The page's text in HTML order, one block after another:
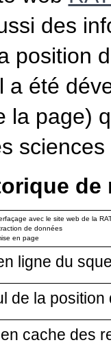
des
position
a été
la page)
de
avec le site web de la
de données
en page
ligne du
de la position
cache des